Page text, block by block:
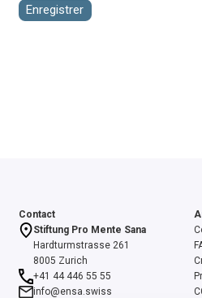
Enregistrer
Contact
Stiftung Pro Mente Sana
Hardturmstrasse 261
8005 Zurich
+41 44 446 55 55
info@ensa.swiss